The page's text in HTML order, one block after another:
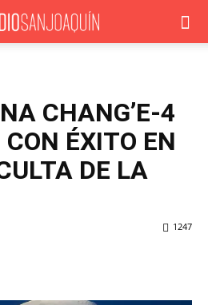
CHANG’E-4
ÉXITO EN
DE LA
1247